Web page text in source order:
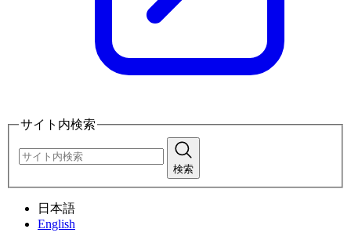
サイト内検索
検索
日本語
English